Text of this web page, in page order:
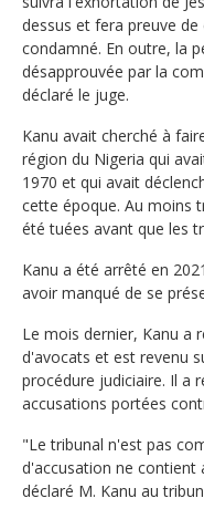
dessus et fera preuve
condamné. En outre, la
désapprouvée par la
déclaré le juge.
Kanu avait cherché à
région du Nigeria qui
1970 et qui avait
cette époque. Au moins
été tuées avant que les
Kanu a été arrêté en
avoir manqué de se
Le mois dernier, Kanu a
d'avocats et est revenu
procédure judiciaire. Il a
accusations portées
"Le tribunal n'est pas
d'accusation ne contient
déclaré M. Kanu au